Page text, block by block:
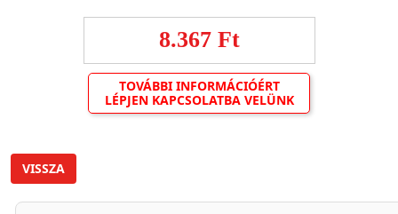
8.367 Ft
TOVÁBBI INFORMÁCIÓÉRT
LÉPJEN KAPCSOLATBA VELÜNK
VISSZA